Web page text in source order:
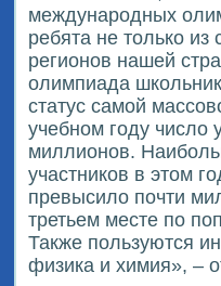
международных
ребята не только из
регионов нашей
олимпиада
статус самой
учебном году число
миллионов.
участников в этом
превысило почти
третьем месте по
Также пользуются
физика и химия», –